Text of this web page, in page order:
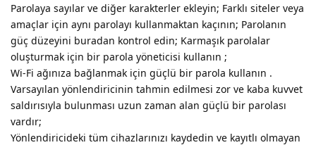
Parolaya sayılar ve diğer karakterler ekleyin; Farklı siteler veya
amaçlar için aynı parolayı kullanmaktan kaçının; Parolanın
güç düzeyini buradan kontrol edin; Karmaşık parolalar
oluşturmak için bir parola yöneticisi kullanın ;
Wi-Fi ağınıza bağlanmak için güçlü bir parola kullanın .
Varsayılan yönlendiricinin tahmin edilmesi zor ve kaba kuvvet
saldırısıyla bulunması uzun zaman alan güçlü bir parolası
vardır;
Yönlendiricideki tüm cihazlarınızı kaydedin ve kayıtlı olmayan